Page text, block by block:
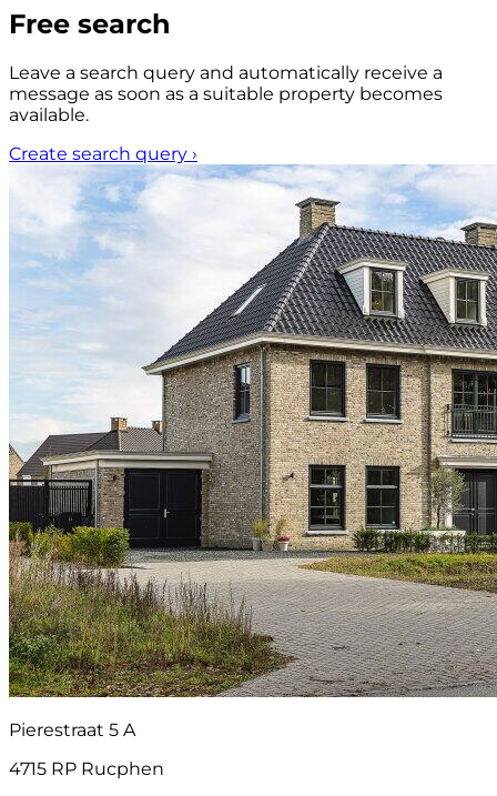
Free search
Leave a search query and automatically receive a
message as soon as a suitable property becomes
available.
Create search query ›
Pierestraat 5 A
4715 RP Rucphen